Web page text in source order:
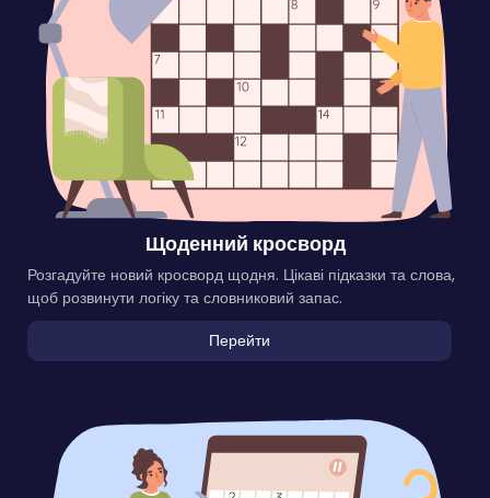
Щоденний кросворд
Розгадуйте новий кросворд щодня. Цікаві підказки та слова,
щоб розвинути логіку та словниковий запас.
Перейти